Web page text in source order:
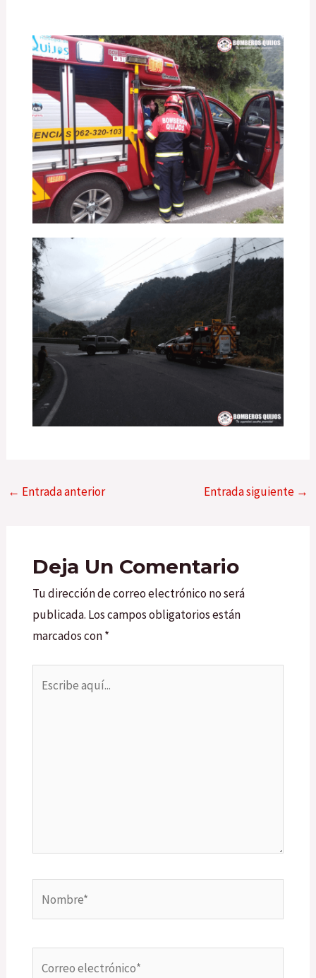
← Entrada anterior Entrada siguiente →
Deja Un Comentario
Tu dirección de correo electrónico no será
publicada. Los campos obligatorios están
marcados con*